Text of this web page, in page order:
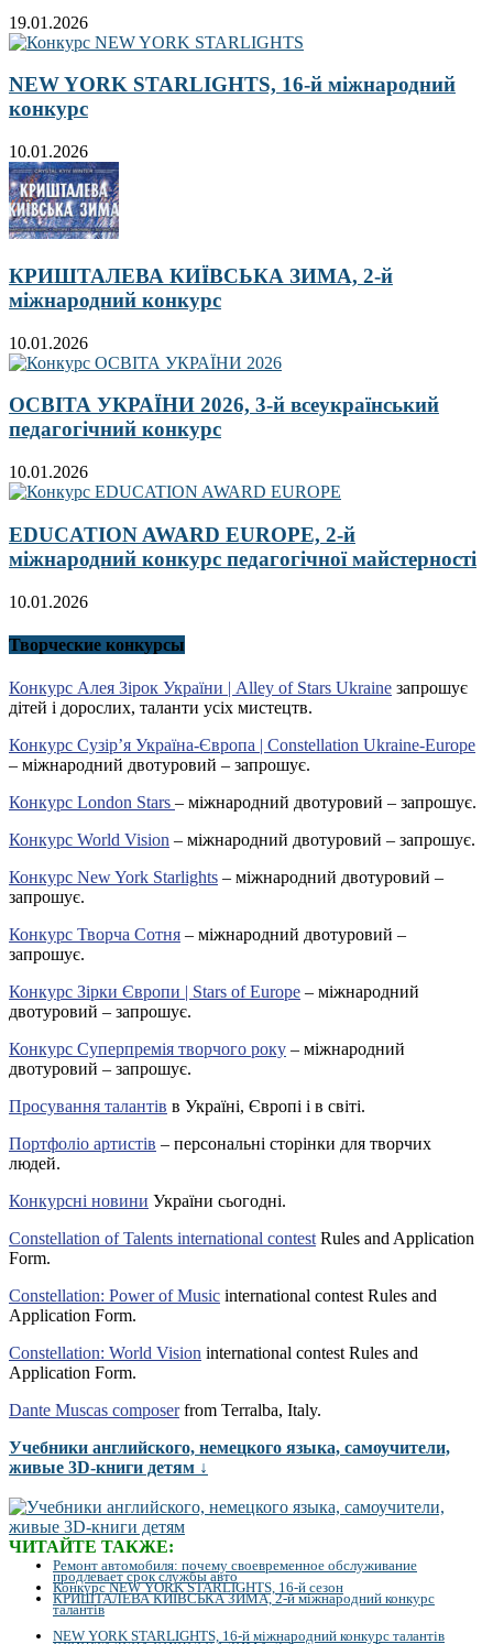
19.01.2026
NEW YORK STARLIGHTS, 16-й міжнародний
конкурс
10.01.2026
КРИШТАЛЕВА КИЇВСЬКА ЗИМА, 2-й
міжнародний конкурс
10.01.2026
ОСВІТА УКРАЇНИ 2026, 3-й всеукраїнський
педагогічний конкурс
10.01.2026
EDUCATION AWARD EUROPE, 2-й
міжнародний конкурс педагогічної майстерності
10.01.2026
Творческие конкурсы
Конкурс Алея Зірок України | Alley of Stars Ukraine запрошує
дітей і дорослих, таланти усіх мистецтв.
Конкурс Сузір’я Україна-Європа | Constellation Ukraine-Europe
– міжнародний двотуровий – запрошує.
Конкурс London Stars – міжнародний двотуровий – запрошує.
Конкурс World Vision – міжнародний двотуровий – запрошує.
Конкурс New York Starlights – міжнародний двотуровий –
запрошує.
Конкурс Творча Сотня – міжнародний двотуровий –
запрошує.
Конкурс Зірки Європи | Stars of Europe – міжнародний
двотуровий – запрошує.
Конкурс Суперпремія творчого року – міжнародний
двотуровий – запрошує.
Просування талантів в Україні, Європі і в світі.
Портфоліо артистів – персональні сторінки для творчих
людей.
Конкурсні новини України сьогодні.
Constellation of Talents international contest Rules and Application
Form.
Constellation: Power of Music international contest Rules and
Application Form.
Constellation: World Vision international contest Rules and
Application Form.
Dante Muscas composerfrom Terralba, Italy.
Учебники английского, немецкого языка, самоучители,
живые 3D-книги детям ↓
ЧИТАЙТЕ ТАКЖЕ:
Ремонт автомобиля: почему своевременное обслуживание
продлевает срок службы авто
Конкурс NEW YORK STARLIGHTS, 16-й сезон
КРИШТАЛЕВА КИЇВСЬКА ЗИМА, 2-й міжнародний конкурс
талантів
NEW YORK STARLIGHTS, 16-й міжнародний конкурс талантів